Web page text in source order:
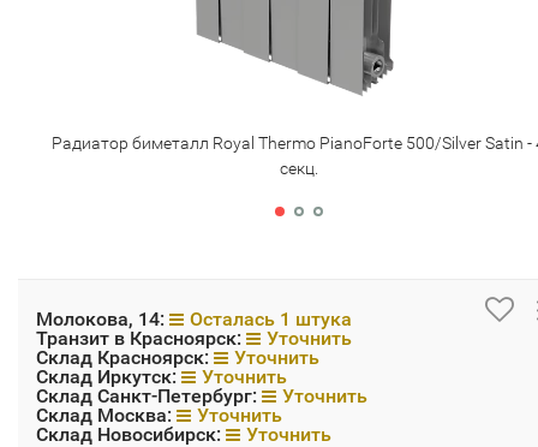
Радиатор биметалл Royal Thermo PianoForte 500/Silver Satin -
секц.
Молокова, 14:
Осталась 1 штука
Транзит в Красноярск:
Уточнить
Склад Красноярск:
Уточнить
Склад Иркутск:
Уточнить
Склад Санкт-Петербург:
Уточнить
Склад Москва:
Уточнить
Склад Новосибирск:
Уточнить